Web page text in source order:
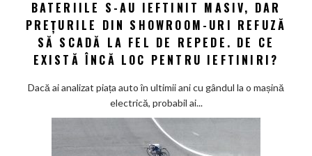
schimbe
foaia
mașinilor
electrice:
au
masiv,
BATERIILE S-AU IEFTINIT MASIV, DAR
PREȚURILE DIN SHOWROOM-URI REFUZĂ
SĂ SCADĂ LA FEL DE REPEDE. DE CE
EXISTĂ ÎNCĂ LOC PENTRU IEFTINIRI?
Dacă ai analizat piața auto în ultimii ani cu gândul la o mașină
electrică, probabil ai...